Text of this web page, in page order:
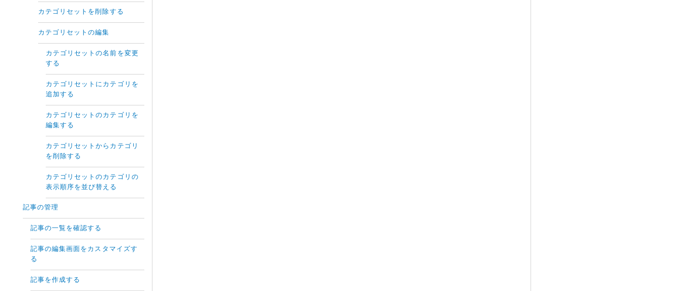
カテゴリセットを削除する
カテゴリセットの編集
カテゴリセットの名前を変更
する
カテゴリセットにカテゴリを
追加する
カテゴリセットのカテゴリを
編集する
カテゴリセットからカテゴリ
を削除する
カテゴリセットのカテゴリの
表示順序を並び替える
記事の管理
記事の一覧を確認する
記事の編集画面をカスタマイズす
る
記事を作成する